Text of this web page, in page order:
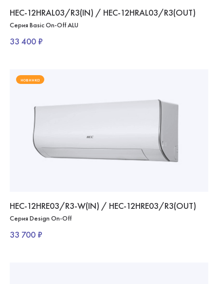
HEC-12HRAL03/R3(IN) / HEC-12HRAL03/R3(OUT)
Серия Basic On-Off ALU
33 400 ₽
новинка
HEC-12HRE03/R3-W(IN) / HEC-12HRE03/R3(OUT)
Серия Design On-Off
33 700 ₽